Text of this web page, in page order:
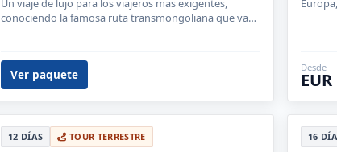
conociendo la famosa ruta transmongoliana que va
Ver paquete
Desde
12 DÍAS TOUR TERRESTRE 16